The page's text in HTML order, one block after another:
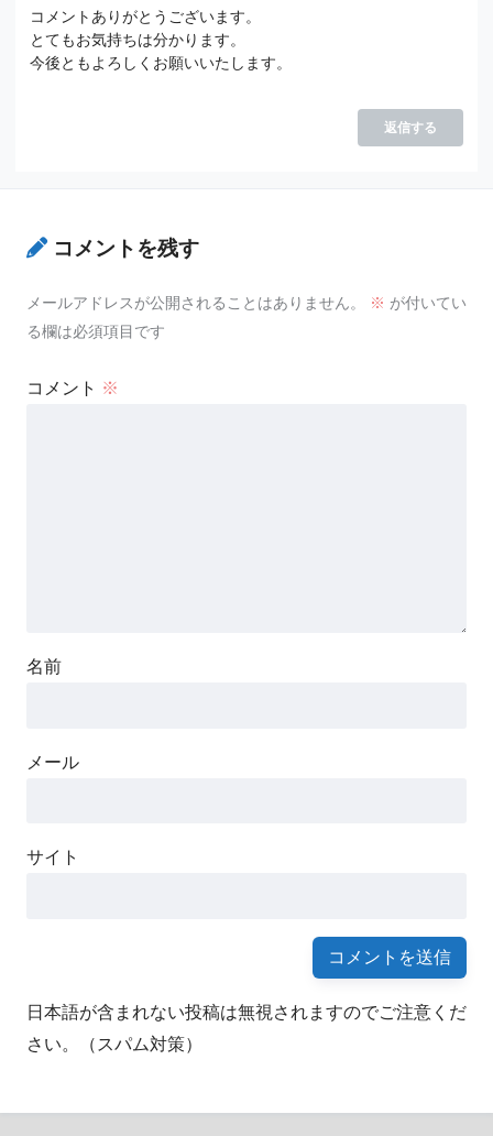
コメントありがとうございます。
とてもお気持ちは分かります。
今後ともよろしくお願いいたします。
返信する
コメントを残す
メールアドレスが公開されることはありません。 ※ が付いてい
る欄は必須項目です
コメント ※
名前
メール
サイト
日本語が含まれない投稿は無視されますのでご注意くだ
さい。（スパム対策）